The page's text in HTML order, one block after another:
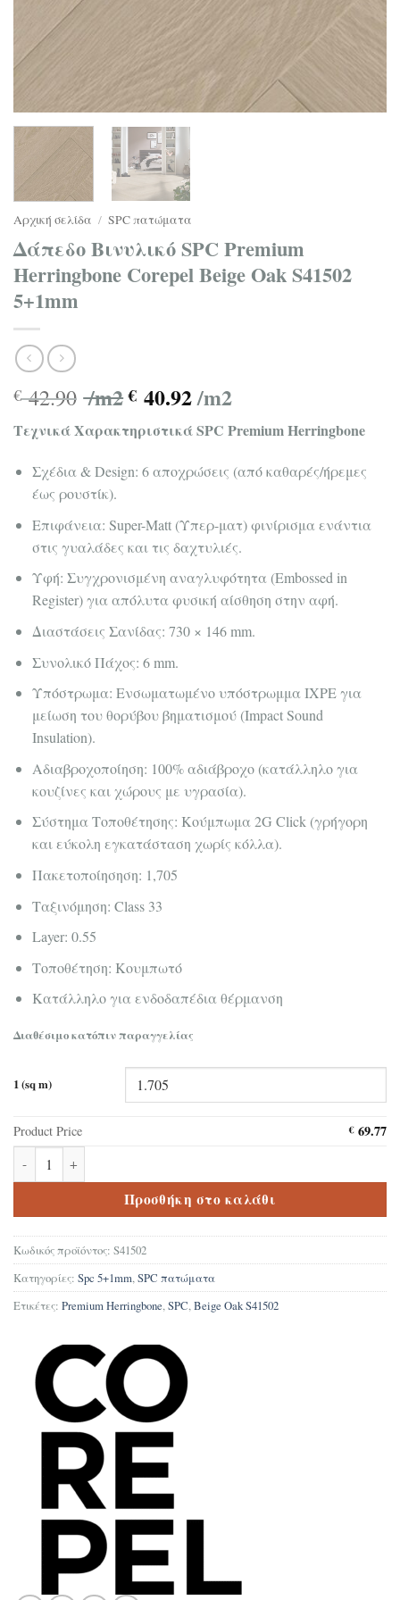
Αρχική σελίδα / SPC πατώματα
Δάπεδο Βινυλικό SPC Premium
Herringbone Corepel Βeige Oak S41502
5+1mm
€42.90 /m2 € 40.92/m2
Τεχνικά Χαρακτηριστικά SPC Premium Ηerringbone
Σχέδια & Design: 6 αποχρώσεις (από καθαρές/ήρεμες
έως ρουστίκ).
Επιφάνεια: Super-Matt (Υπερ-ματ) φινίρισμα ενάντια
στις γυαλάδες και τις δαχτυλιές.
Υφή: Συγχρονισμένη αναγλυφότητα (Embossed in
Register) για απόλυτα φυσική αίσθηση στην αφή.
Διαστάσεις Σανίδας: 730 × 146 mm.
Συνολικό Πάχος: 6 mm.
Υπόστρωμα: Ενσωματωμένο υπόστρωμμα IXPE για
μείωση του θορύβου βηματισμού (Impact Sound
Insulation).
Αδιαβροχοποίηση: 100% αδιάβροχο (κατάλληλο για
κουζίνες και χώρους με υγρασία).
Σύστημα Τοποθέτησης: Κούμπωμα 2G Click (γρήγορη
και εύκολη εγκατάσταση χωρίς κόλλα).
Πακετοποίησηση: 1,705
Ταξινόμηση: Class 33
Layer: 0.55
Τοποθέτηση: Κουμπωτό
Κατάλληλο για ενδοδαπέδια θέρμανση
Διαθέσιμο κατόπιν παραγγελίας
1 (sq m)
Product Price €69.77
Δάπεδο Βινυλικό SPC Premium Herringbone Corepel Βeige Oak
Προσθήκη στο καλάθι
Κωδικός προϊόντος: S41502
Κατηγορίες: Spc 5+1mm,SPC πατώματα
Ετικέτες: Premium Herringbone,SPC,Βeige Oak S41502